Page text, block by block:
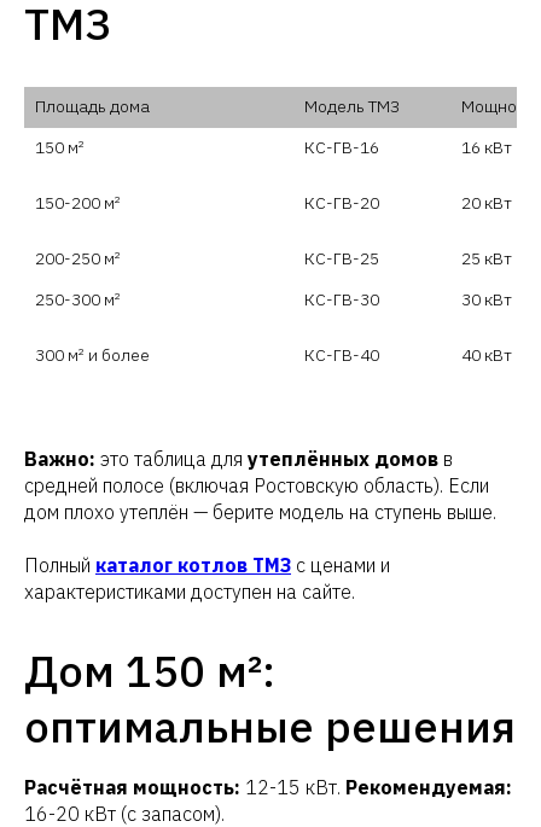
ТМЗ
Площадь дома Модель ТМЗ
Мощность
150 м²
КС-ГВ-16 16 кВт
150-200 м² КС-ГВ-20 20 кВт
200-250 м² КС-ГВ-25
25 кВт
250-300 м²
КС-ГВ-30 30 кВт
300 м² и более КС-ГВ-40 40 кВт
Важно: это таблица для утеплённых домов в
средней полосе (включая Ростовскую область). Если
дом плохо утеплён — берите модель на ступень выше.
Полный каталог котлов ТМЗ с ценами и
характеристиками доступен на сайте.
Дом 150 м²:
оптимальные решения
Расчётная мощность: 12-15 кВт. Рекомендуемая:
16-20 кВт (с запасом).